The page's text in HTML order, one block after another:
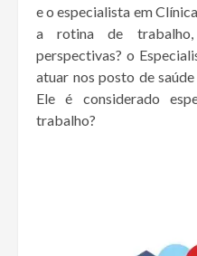
e o especialista em
a rotina de trabalho,
perspectivas? o
atuar nos posto de
Ele é considerado
trabalho?